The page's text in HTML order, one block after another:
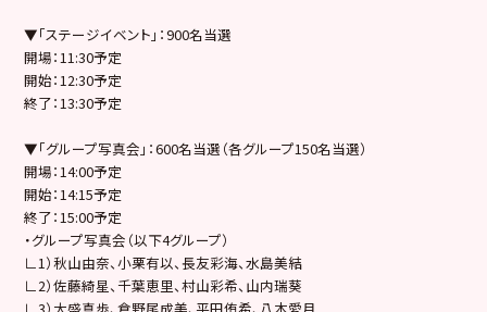
▼「ステージイベント」：900名当選
開場：11:30予定
開始：12:30予定
終了：13:30予定
▼「グループ写真会」：600名当選（各グループ150名当選）
開場：14:00予定
開始：14:15予定
終了：15:00予定
・グループ写真会（以下4グループ）
∟1）秋山由奈、小栗有以、長友彩海、水島美結
∟2）佐藤綺星、千葉恵里、村山彩希、山内瑞葵
∟3）大盛真歩、倉野尾成美、平田侑希、八木愛月